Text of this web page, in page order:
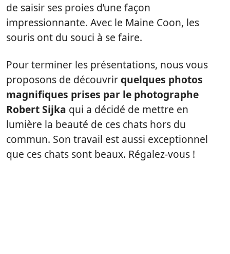
de saisir ses proies d’une façon
impressionnante. Avec le Maine Coon, les
souris ont du souci à se faire.
Pour terminer les présentations, nous vous
proposons de découvrirquelques photos
magnifiques prises par le photographe
Robert Sijka qui a décidé de mettre en
lumière la beauté de ces chats hors du
commun. Son travail est aussi exceptionnel
que ces chats sont beaux. Régalez-vous !